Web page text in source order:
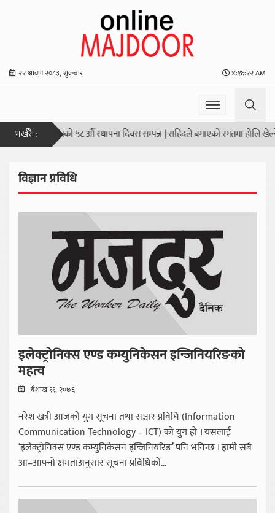
२२ श्रावण २०८३, शुक्रबार ४:१६:२३ AM
भर्खरै :सङ्घको ५८ औँ स्थापना दिवस सम्पन्न |सहिदले बगाएको रगतमा होलि
विज्ञान प्रविधि
इलेक्ट्रोनिक्स एण्ड कम्युनिकेसन इन्जिनियरिङको
महत्व
बैशाख ११, २०७६
नरेश खत्री आजको युग सूचना तथा सञ्चार प्रविधि (Information
Communication Technology – ICT) को युग हो । यसलाई
‘इलेक्ट्रोनिक्स एण्ड कम्युनिकेसन इन्जिनियरिङ’ पनि भनिन्छ । हामी सबै
आ–आफ्नो क्षमताअनुसार सूचना प्रविधिको...